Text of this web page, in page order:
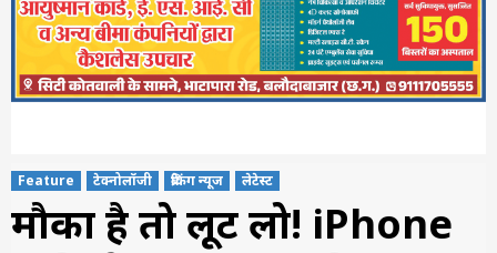
Feature टेक्नोलॉजी ब्रेकिंग न्यूज लेटेस्ट
मौका है तो लूट लो! iPhone